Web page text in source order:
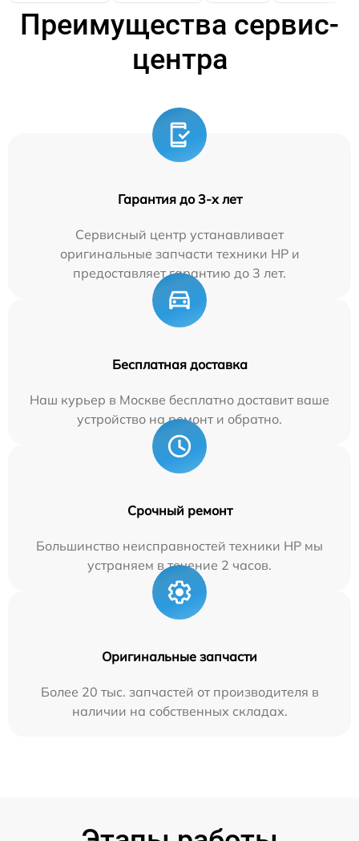
Преимущества сервис-
центра
Гарантия до 3-х лет
Сервисный центр устанавливает
оригинальные запчасти техники HP и
предоставляет гарантию до 3 лет.
Бесплатная доставка
Наш курьер в Москве бесплатно доставит ваше
устройство на ремонт и обратно.
Срочный ремонт
Большинство неисправностей техники HP мы
устраняем в течение 2 часов.
Оригинальные запчасти
Более 20 тыс. запчастей от производителя в
наличии на собственных складах.